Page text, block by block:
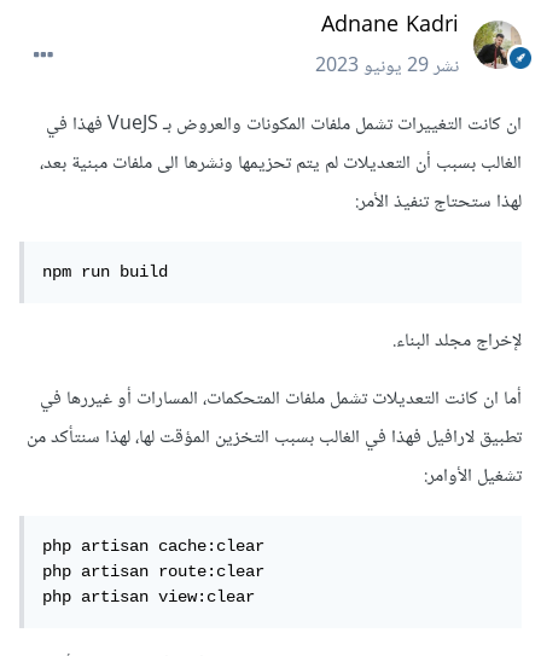
Adnane Kadri
نشر29 يونيو 2023
ان كانت التغييرات تشمل ملفات المكونات والعروض بـ VueJS فهذا في
الغالب بسبب أن التعديلات لم يتم تحزيمها ونشرها الى ملفات مبنية بعد،
لهذا ستحتاج تنفيذ الأمر:
npm run build
لإخراج مجلد البناء.
أما ان كانت التعديلات تشمل ملفات المتحكمات، المسارات أو غيررها في
تطبيق لارافيل فهذا في الغالب بسبب التخزين المؤقت لها، لهذا سنتأكد من
تشغيل الأوامر:
php artisan cache:clear
php artisan route:clear
php artisan view:clear